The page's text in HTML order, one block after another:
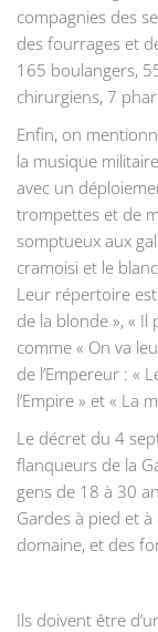
compagnies des
des fourrages et
165 boulangers,
chirurgiens, 7
Enfin, on
la musique
avec un
trompettes et de
somptueux aux
cramoisi et le
Leur répertoire
de la blonde », «
comme « On va
de l’Empereur : «
l’Empire » et « La
Le décret du 4
flanqueurs de la
gens de 18 à 30
Gardes à pied et
domaine, et des
Ils doivent être